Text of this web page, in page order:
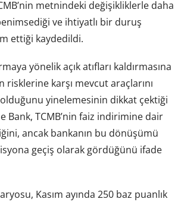
metnindeki değişikliklerle daha
ve ihtiyatlı bir duruş
ettiği kaydedildi.
yönelik açık atıfları kaldırmasına
risklerine karşı mevcut araçlarını
yinelemesinin dikkat çektiği
Bank, TCMB’nin faiz indirimine dair
ancak bankanın bu dönüşümü
geçiş olarak gördüğünü ifade
Kasım ayında 250 baz puanlık